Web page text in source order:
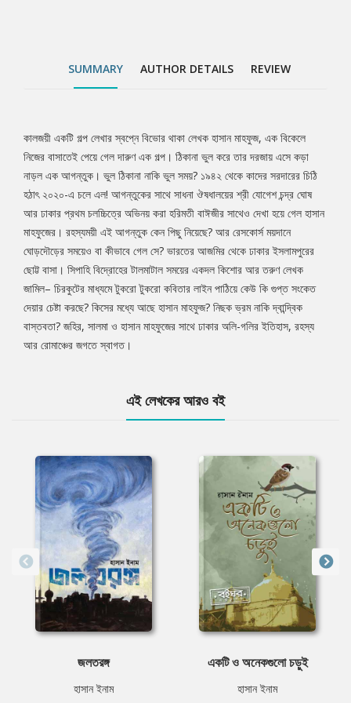
ইতিহাস, রহস্য আর রোমাঞ্চের জগতে স্বাগত।
SUMMARY AUTHOR DETAILS REVIEW
Tab
Article
কালজয়ী একটি গল্প লেখার স্বপ্নে বিভোর থাকা লেখক হাসান মাহফুজ, এক বিকেলে
নিজের বাসাতেই পেয়ে গেল দারুণ এক গল্প। ঠিকানা ভুল করে তার দরজায় এসে কড়া
নাড়ল এক আগন্তুক। ভুল ঠিকানা নাকি ভুল সময়? ১৯৪২ থেকে কাদের সরদারের চিঠি
হঠাৎ ২০২০-এ চলে এল! আগন্তুকের সাথে সাধনা ঔষধালয়ের শ্রী যোগেশ চন্দ্র ঘোষ
আর ঢাকার প্রথম চলচ্চিত্রে অভিনয় করা হরিমতী বাঈজীর সাথেও দেখা হয়ে গেল হাসান
মাহফুজের। রহস্যময়ী এই আগন্তুক কেন পিছু নিয়েছে? আর রেসকোর্স ময়দানে
ঘোড়দৌড়ের সময়েও বা কীভাবে গেল সে? ভারতের আজমির থেকে ঢাকার ইসলামপুরের
ছোট্ট বাসা। সিপাহি বিদ্রোহের টালমাটাল সময়ের একদল কিশোর আর তরুণ লেখক
জামিল– চিরকুটের মাধ্যমে টুকরো টুকরো কবিতার লাইন পাঠিয়ে কেউ কি গুপ্ত সংকেত
দেয়ার চেষ্টা করছে? কিসের মধ্যে আছে হাসান মাহফুজ? নিছক ভ্রম নাকি দ্বান্দ্বিক
বাস্তবতা? জহির, সালমা ও হাসান মাহফুজের সাথে ঢাকার অলি-গলির ইতিহাস, রহস্য
আর রোমাঞ্চের জগতে স্বাগত।
এই লেখকের আরও বই
জলতরঙ্গ
হাসান ইনাম
একটি ও অনেকগুলো চড়ুই
হাসান ইনাম